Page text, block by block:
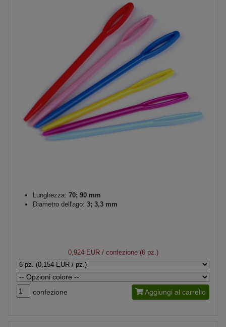
Lunghezza: 70; 90 mm
Diametro dell'ago: 3; 3,3 mm
0,924 EUR/ confezione (6 pz.)
confezione Aggiungi al carrello